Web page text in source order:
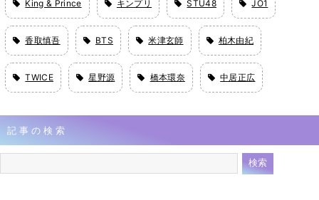
King & Prince キンプリ STU48 JO1
香取慎吾 BTS 米津玄師 柏木由紀
TWICE 星野源 橋本環奈 中居正広
記事の検索